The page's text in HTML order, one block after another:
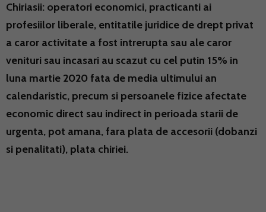
Chiriasii: operatori economici, practicanti ai
profesiilor liberale, entitatile juridice de drept privat
a caror activitate a fost intrerupta sau ale caror
venituri sau incasari au scazut cu cel putin 15% in
luna martie 2020 fata de media ultimului an
calendaristic, precum si persoanele fizice afectate
economic direct sau indirect in perioada starii de
urgenta, pot amana, fara plata de accesorii (dobanzi
si penalitati), plata chiriei.